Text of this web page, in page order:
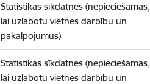
Statistikas sīkdatnes (nepieciešamas,
lai uzlabotu vietnes darbību un
pakalpojumus)
Statistikas sīkdatnes (nepieciešamas,
lai uzlabotu vietnes darbību un